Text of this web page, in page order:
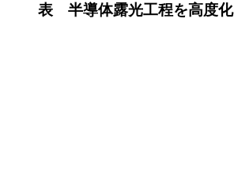
表 半導体露光工程を高度化